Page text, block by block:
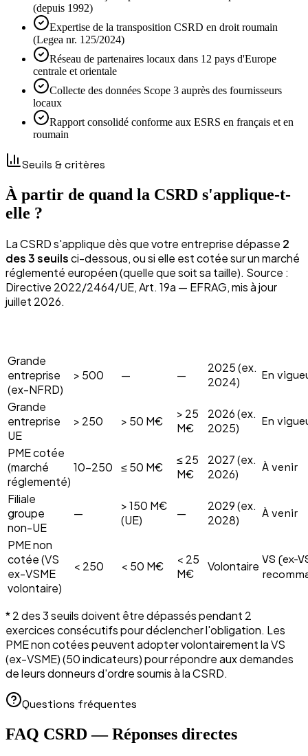
(depuis 1992)
Expertise de la transposition CSRD en droit roumain
(Legea nr. 125/2024)
Réseau de partenaires locaux dans 12 pays d'Europe
centrale et orientale
Collecte des données Scope 3 auprès des fournisseurs
locaux
Rapport consolidé conforme aux ESRS en français et en
roumain
Seuils & critères
À partir de quand la CSRD s'applique-t-
elle ?
La CSRD s'applique dès que votre entreprise dépasse 2
des 3 seuilsci-dessous, ou si elle est cotée sur un marché
réglementé européen (quelle que soit sa taille). Source :
Directive 2022/2464/UE, Art. 19a — EFRAG, mis à jour
juillet 2026.
Grande
entreprise
(ex-NFRD)
> 500 — —
2025 (ex.
2024)
En
Grande
entreprise
UE
> 250 > 50 M€
> 25
M€
2026 (ex.
2025)
En
PME cotée
(marché
réglementé)
10–250 ≤ 50 M€
≤ 25
M€
2027 (ex.
2026)
À venir
Filiale
groupe
non-UE
—
> 150 M€
(UE)
—
2029 (ex.
2028)
À venir
PME non
cotée (VS
ex-VSME
volontaire)
< 250 < 50 M€
< 25
M€
Volontaire VS (ex-
* 2 des 3 seuils doivent être dépassés pendant 2
exercices consécutifs pour déclencher l'obligation. Les
PME non cotées peuvent adopter volontairement la VS
(ex-VSME) (50 indicateurs) pour répondre aux demandes
de leurs donneurs d'ordre soumis à la CSRD.
Questions fréquentes
FAQ CSRD — Réponses directes